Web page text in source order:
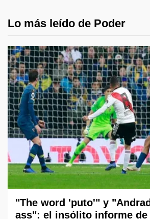
Lo más leído de Poder
"The word 'puto'" y
ass": el insólito informe de